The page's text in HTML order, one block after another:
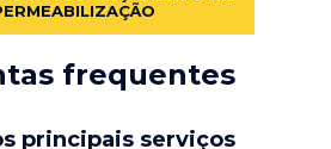
frequentes
principais serviços